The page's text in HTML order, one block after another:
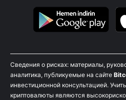
Сведения о рисках: материалы,
аналитика, публикуемые на сайте
инвестиционной консультацией.
криптовалюты являются